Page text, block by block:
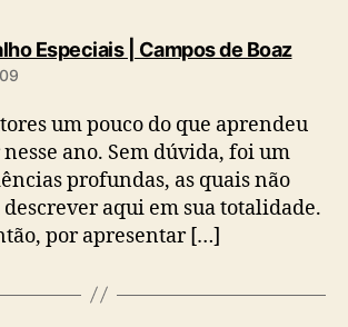
Especiais | Campos de Boazd
um pouco do que aprendeu
ano. Sem dúvida, foi um
profundas, as quais não
aqui em sua totalidade.
por apresentar […]